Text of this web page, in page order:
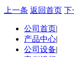
上一条 返回首页 下
公司首页|
产品中心|
公司设备|